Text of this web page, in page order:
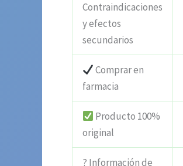
Contraindicaciones
y efectos
secundarios
Comprar en
farmacia
Producto 100%
original
? Información de